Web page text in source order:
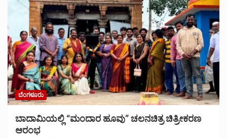
ಬೆಂಗಳೂರು
ಬಾದಾಮಿಯಲ್ಲಿ “ಮಂದಾರ ಹೂವು” ಚಲನಚಿತ್ರ ಚಿತ್ರೀಕರಣ
ಆರಂಭ